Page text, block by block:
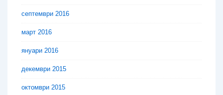
септември 2016
март 2016
януари 2016
декември 2015
октомври 2015